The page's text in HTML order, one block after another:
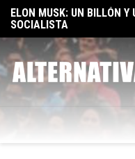
Skip
content
ELON MUSK: UN BILLÓN Y
SOCIALISTA